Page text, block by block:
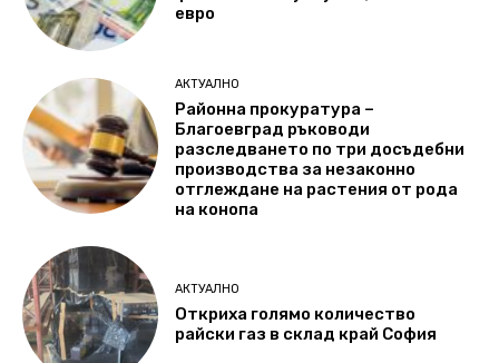
евро
АКТУАЛНО
Районна прокуратура –
Благоевград ръководи
разследването по три досъдебни
производства за незаконно
отглеждане на растения от рода
на конопа
АКТУАЛНО
Откриха голямо количество
райски газ в склад край София